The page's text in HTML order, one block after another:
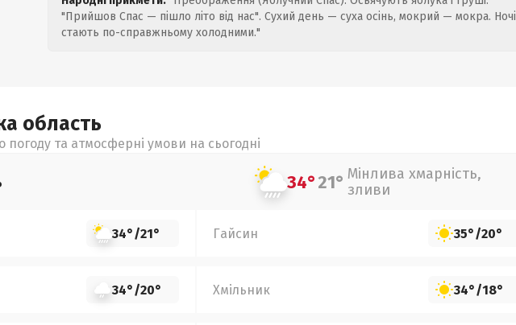
"Прийшов Спас — пішло літо від нас". Сухий день — суха осінь, мокрий — мокра. Ночі
стають по-справжньому холодними."
область
погоду та атмосферні умови на сьогодні
34°21° Мінлива хмарність,
зливи
34°/21° Гайсин 35°/20°
34°/20° Хмільник 34°/18°